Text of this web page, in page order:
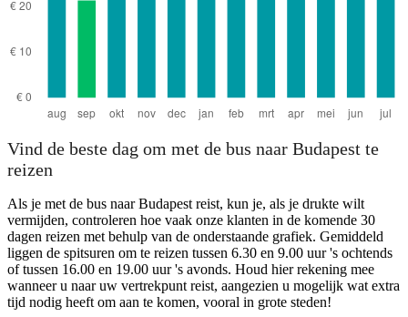
Vind de beste dag om met de bus naar Budapest te
reizen
Als je met de bus naar Budapest reist, kun je, als je drukte wilt
vermijden, controleren hoe vaak onze klanten in de komende 30
dagen reizen met behulp van de onderstaande grafiek. Gemiddeld
liggen de spitsuren om te reizen tussen 6.30 en 9.00 uur 's ochtends
of tussen 16.00 en 19.00 uur 's avonds. Houd hier rekening mee
wanneer u naar uw vertrekpunt reist, aangezien u mogelijk wat extra
tijd nodig heeft om aan te komen, vooral in grote steden!